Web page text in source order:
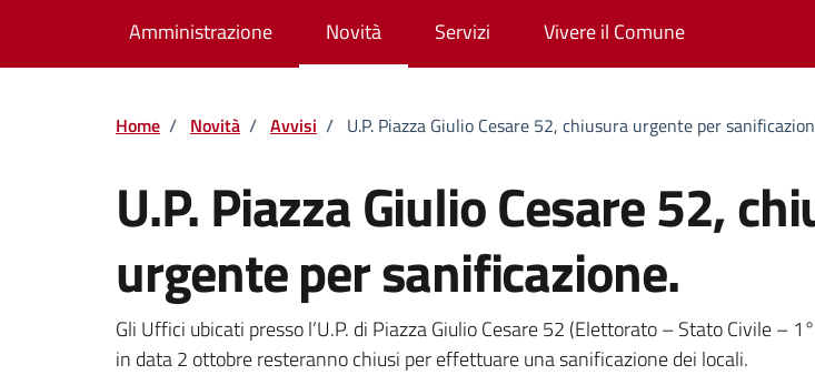
Amministrazione Novità Servizi Vivere il Comune
Home / Novità / Avvisi / U.P. Piazza Giulio Cesare 52, chiusura urgente per
U.P. Piazza Giulio Cesare 52,
urgente per sanificazione.
Dettagli della notizia
Gli Uffici ubicati presso l’U.P. di Piazza Giulio Cesare 52 (Elettorato – Stato Civile –
in data 2 ottobre resteranno chiusi per effettuare una sanificazione dei locali.